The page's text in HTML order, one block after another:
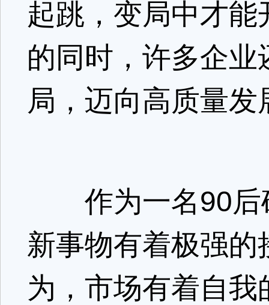
起跳，变局中才
的同时，许多企
局，迈向高质量发
作为一名90后
新事物有着极强
为，市场有着自